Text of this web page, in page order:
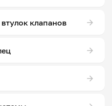
клапанов